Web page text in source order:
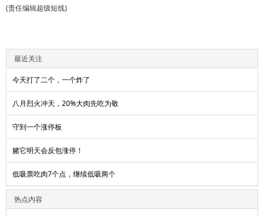
(责任编辑超级短线)
最近关注
今天打了二个，一个炸了
八月烈火冲天，20%大肉先吃为敬
守到一个涨停板
赌它明天会反包涨停！
低吸票吃肉7个点，继续低吸两个
热点内容